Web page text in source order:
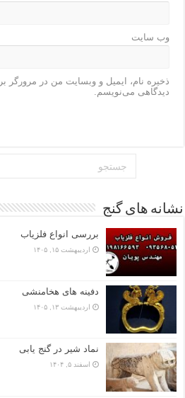
وب‌ سایت
ذخیره نام، ایمیل و وبسایت من در مرورگر
دیدگاهی می‌نویسم.
نشانه های گنج
بررسی انواع فلزیاب
اردیبهشت ۱۵, ۱۴۰۵
دفینه های هخامنشی
اردیبهشت ۱۳, ۱۴۰۵
نماد شیر در گنج یابی
اسفند ۵, ۱۴۰۴